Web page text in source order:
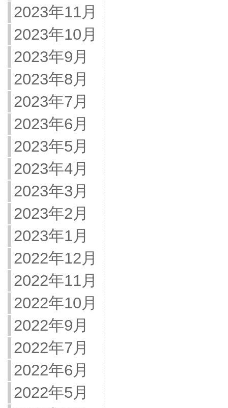
2023年11月
2023年10月
2023年9月
2023年8月
2023年7月
2023年6月
2023年5月
2023年4月
2023年3月
2023年2月
2023年1月
2022年12月
2022年11月
2022年10月
2022年9月
2022年7月
2022年6月
2022年5月